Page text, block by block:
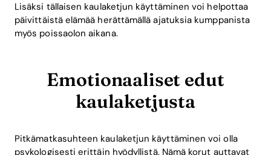
Lisäksi tällaisen kaulaketjun käyttäminen voi helpottaa
päivittäistä elämää herättämällä ajatuksia kumppanista
myös poissaolon aikana.
Emotionaaliset edut
kaulaketjusta
Pitkämatkasuhteen kaulaketjun käyttäminen voi olla
psykologisesti erittäin hyödyllistä. Nämä korut auttavat